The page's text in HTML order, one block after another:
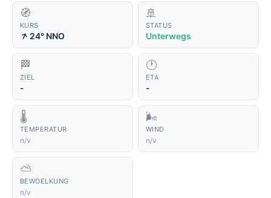
🧭
KURS
↑24° NNO
🚢
STATUS
Unterwegs
🏁
ZIEL
-
🕐
ETA
-
🌡️
TEMPERATUR
n/v
🌬️
WIND
n/v
⛅
BEWOELKUNG
n/v